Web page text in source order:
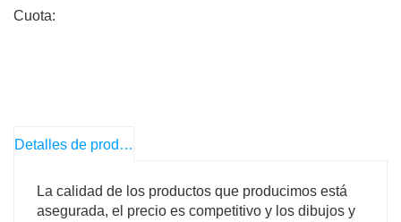
Cuota:
Detalles de producto
La calidad de los productos que producimos está
asegurada, el precio es competitivo y los dibujos y